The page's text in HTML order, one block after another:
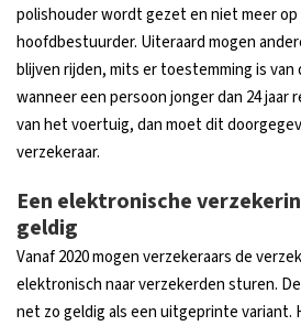
polishouder wordt gezet en niet meer op
hoofdbestuurder. Uiteraard mogen
blijven rijden, mits er toestemming is van
wanneer een persoon jonger dan 24 jaar
van het voertuig, dan moet dit
verzekeraar.
Een elektronische
geldig
Vanaf 2020 mogen verzekeraars de
elektronisch naar verzekerden sturen.
net zo geldig als een uitgeprinte variant.